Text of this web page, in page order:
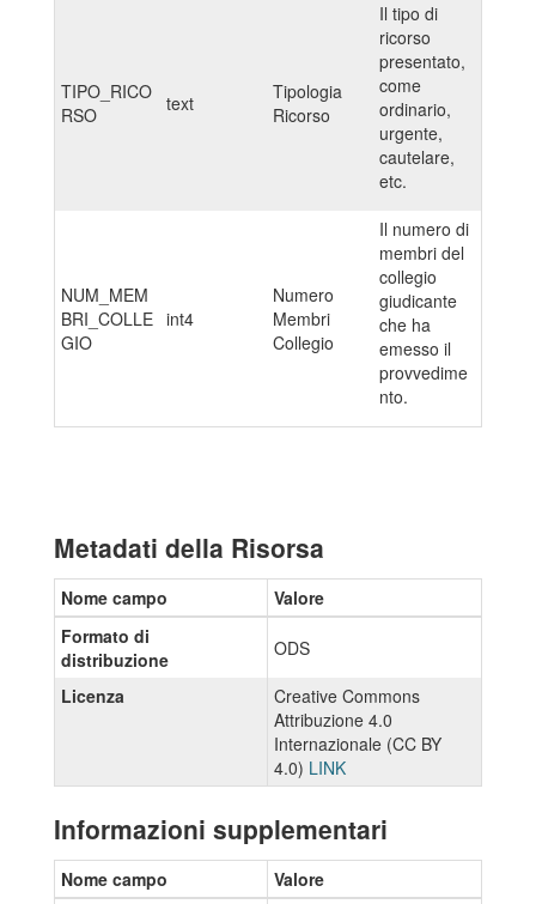
TIPO_RICO
RSO
text
Tipologia
Ricorso
Il tipo di
ricorso
presentato,
come
ordinario,
urgente,
cautelare,
etc.
NUM_MEM
BRI_COLLE
GIO
int4
Numero
Membri
Collegio
Il numero di
membri del
collegio
giudicante
che ha
emesso il
provvedime
nto.
Metadati della Risorsa
Nome campo
Valore
Formato di
distribuzione
ODS
Licenza
Creative Commons
Attribuzione 4.0
Internazionale (CC BY
4.0) LINK
Informazioni supplementari
Nome campo
Valore